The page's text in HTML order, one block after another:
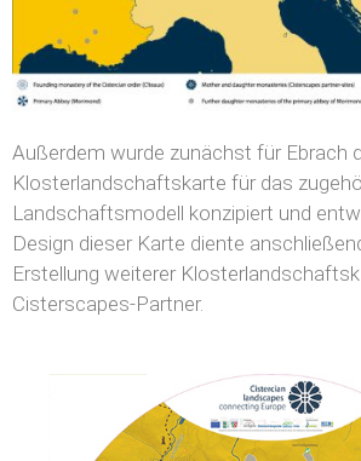
Außerdem wurde zunächst für Ebrach
Klosterlandschaftskarte für das
Landschaftsmodell konzipiert und
Design dieser Karte diente
Erstellung weiterer
Cisterscapes-Partner.